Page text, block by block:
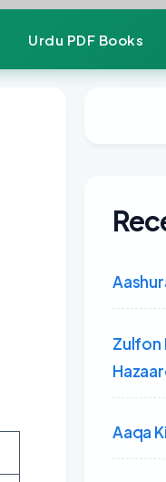
Urdu PDF Books
Zulfon
Aaqa